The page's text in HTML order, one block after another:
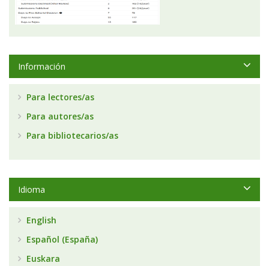
Información
Para lectores/as
Para autores/as
Para bibliotecarios/as
Idioma
English
Español (España)
Euskara